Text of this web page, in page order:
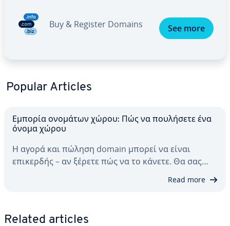
Buy & Register Domains See more
Popular Articles
Εμπορία ονομάτων χώρου: Πώς να πουλήσετε ένα
όνομα χώρου
Η αγορά και πώληση domain μπορεί να είναι
επικερδής – αν ξέρετε πώς να το κάνετε. Θα σας…
Read more
Related articles